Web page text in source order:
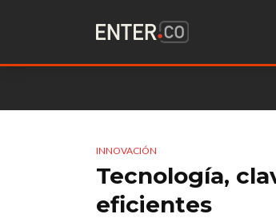
INNOVACIÓN
Tecnología,
eficientes